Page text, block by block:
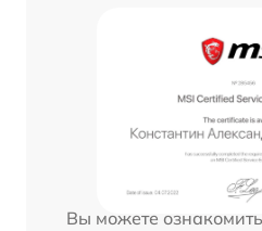
Вы можете